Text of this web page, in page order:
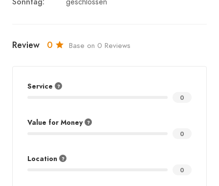
Review 0 Base on 0 Reviews
Service
0
Value for Money
0
Location
0